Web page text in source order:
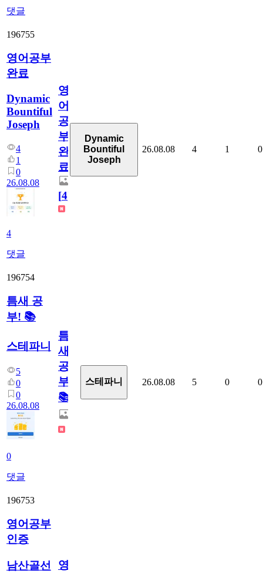
댓글
196755
영어공부
완료
Dynamic
Bountiful
Joseph
4
1
0
26.08.08
4
댓글
영
어
공
부
완
료
[4]
Dynamic
Bountiful
Joseph
26.08.08 4 1 0
196754
틈새 공
부! 📚
스테파니
5
0
0
26.08.08
0
댓글
틈
새
공
부!
📚
스테파니 26.08.08 5 0 0
196753
영어공부
인증
남산골선
영